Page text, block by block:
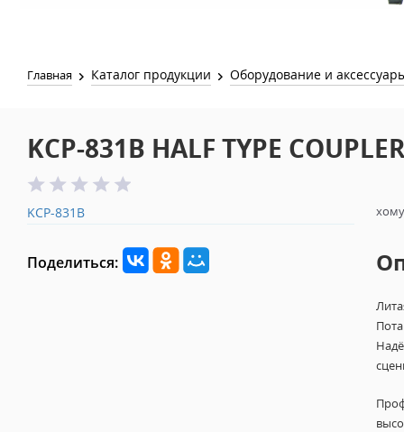
Главная Каталог продукции Оборудование и
KCP-831B HALF TYPE
KCP-831B
Поделиться: